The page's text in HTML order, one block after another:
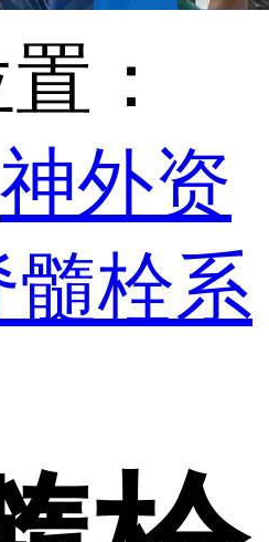
：
神外资
髓栓系